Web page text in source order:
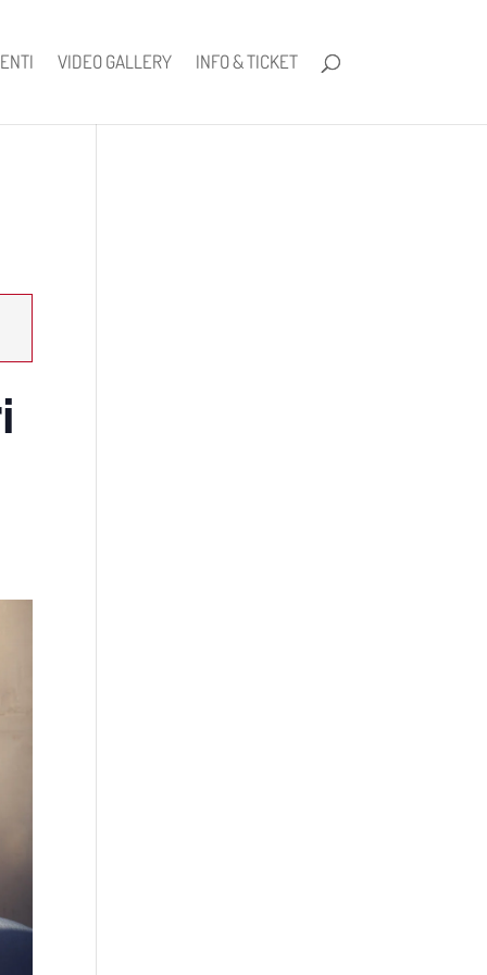
VIDEO GALLERY INFO & TICKET